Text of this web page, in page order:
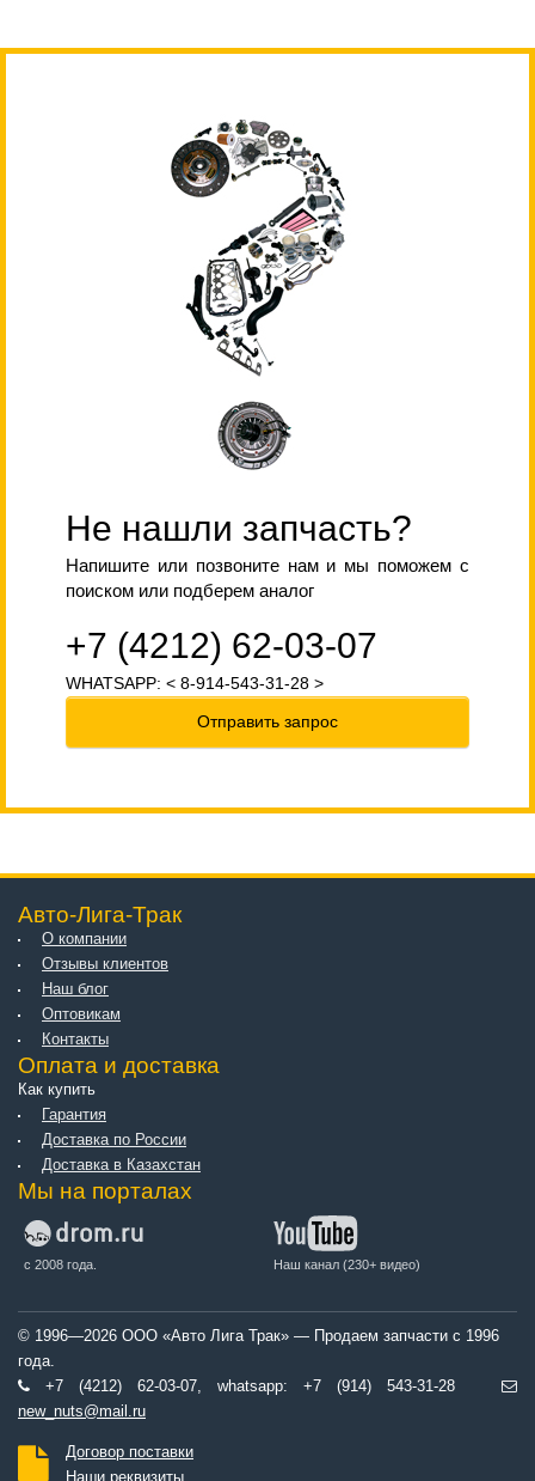
Не нашли запчасть?
Напишите или позвоните нам и мы поможем с
поиском или подберем аналог
+7 (4212) 62-03-07
WHATSAPP: < 8-914-543-31-28 >
Отправить запрос
Авто-Лига-Трак
О компании
Отзывы клиентов
Наш блог
Оптовикам
Контакты
Оплата и доставка
Как купить
Гарантия
Доставка по России
Доставка в Казахстан
Мы на порталах
с 2008 года. Наш канал (230+ видео)
© 1996—2026 ООО «Авто Лига Трак» — Продаем запчасти с 1996
года.
+7 (4212) 62-03-07, whatsapp: +7 (914) 543-31-28
new_nuts@mail.ru
Договор поставки
Наши реквизиты